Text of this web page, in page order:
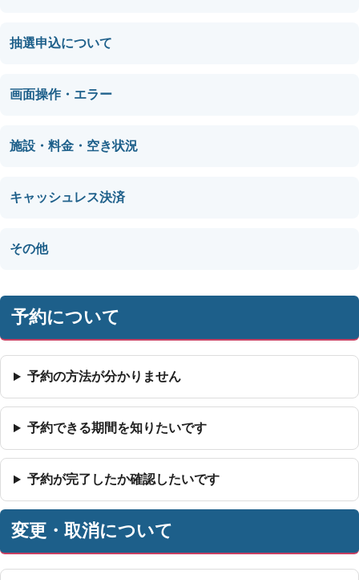
抽選申込について
画面操作・エラー
施設・料金・空き状況
キャッシュレス決済
その他
予約について
予約の方法が分かりません
予約できる期間を知りたいです
予約が完了したか確認したいです
変更・取消について